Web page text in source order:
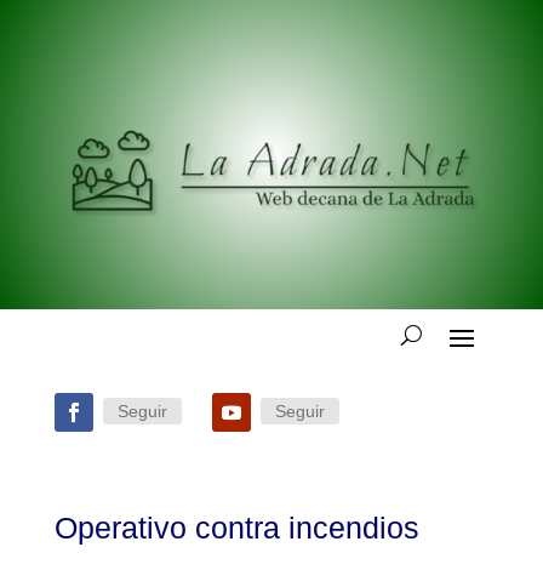
Seguir Seguir
Operativo contra incendios